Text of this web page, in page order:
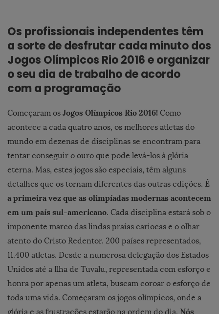
Os profissionais independentes têm
a sorte de desfrutar cada minuto dos
Jogos Olímpicos Rio 2016 e organizar
o seu dia de trabalho de acordo
com a programação
Começaram os Jogos Olímpicos Rio 2016! Como
acontece a cada quatro anos, os melhores atletas do
mundo em dezenas de disciplinas se encontram para
tentar conseguir o ouro que pode levá-los à glória
eterna. Mas, estes jogos são especiais, têm alguns
detalhes que os tornam diferentes das outras edições. É
a primeira vez que as olimpíadas modernas acontecem
em um país sul-americano. Cada disciplina estará sob o
imponente marco das lindas praias cariocas e o olhar
atento do Cristo Redentor. 200 países representados,
11.400 atletas. Desde a numerosa delegação dos Estados
Unidos até a Ilha de Tuvalu, representada com esforço e
honra por apenas um atleta, buscam coroar o esforço de
toda uma vida. Começaram os jogos olímpicos, onde a
glória e as frustrações estarão na ordem do dia. Nós